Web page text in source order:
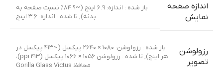
اندازه صفحه
نمایش
باز شده : اندازه: ۶.۹ اینچ (~۸۴.۹٪ نسبت صفحه به
بدنه), تا شده : اندازه: ۳.۶ اینچ
رزولوشن
تصویر
باز شده : رزولوشن: ۱۰۸۰ × ۲۶۴۰ پیکسل (~۴۱۳ پیکسل در
هر اینچ),
تا شده : رزولوشن ۱۰۵۶ × ۱۰۶۶ پیکسل (۴۱۳ ppi)،
محافظ Gorilla Glass Victus